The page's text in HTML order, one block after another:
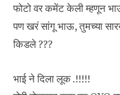
फोटो वर कमेंट केली म्हणून
पण खरं सांगू भाऊ, तुमच्या
किडले ???
भाई ने दिला लूक .!!!!!